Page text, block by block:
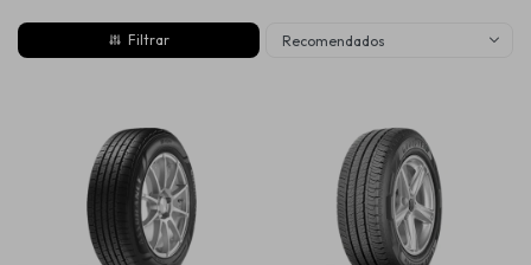
Recomendados
Lubricantes
Aditivos